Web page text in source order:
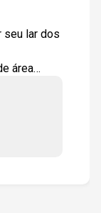
seu lar dos
área
este